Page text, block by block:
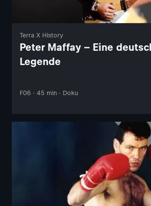
Terra X History
Peter Maffay – Eine
Legende
F06 · 45 min · Doku